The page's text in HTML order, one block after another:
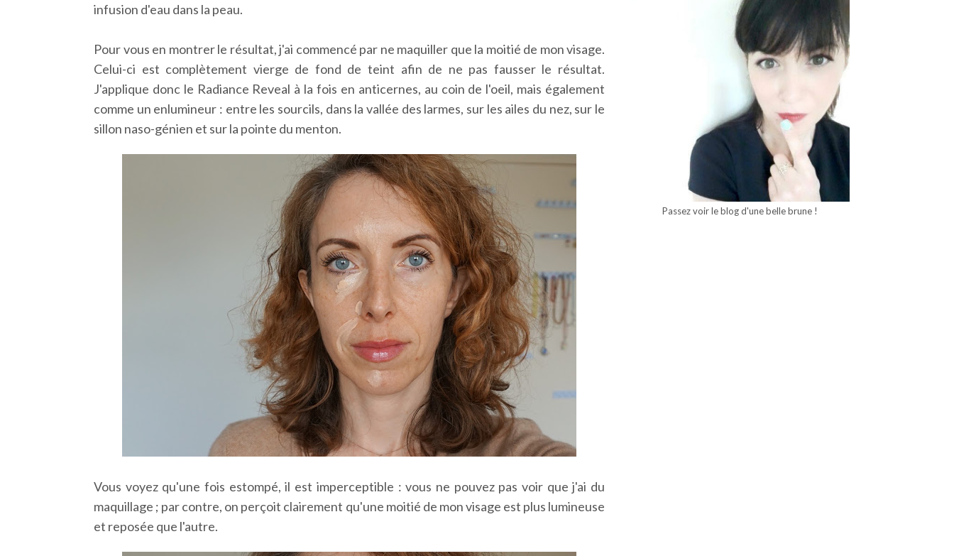
infusion d'eau dans la peau.
Pour vous en montrer le résultat, j'ai commencé par ne maquiller que la moitié de mon visage.
Celui-ci est complètement vierge de fond de teint afin de ne pas fausser le résultat.
J'applique donc le Radiance Reveal à la fois en anticernes, au coin de l'oeil, mais également
comme un enlumineur : entre les sourcils, dans la vallée des larmes, sur les ailes du nez, sur le
sillon naso-génien et sur la pointe du menton.
Vous voyez qu'une fois estompé, il est imperceptible : vous ne pouvez pas voir que j'ai du
maquillage ; par contre, on perçoit clairement qu'une moitié de mon visage est plus lumineuse
et reposée que l'autre.
Passez voir le blog d'une belle brune !